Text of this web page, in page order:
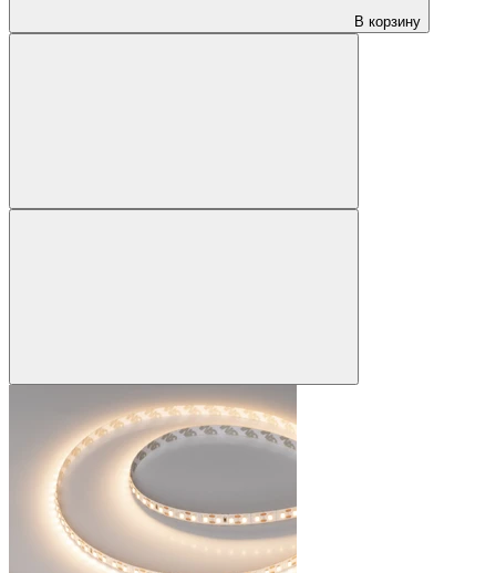
В корзину